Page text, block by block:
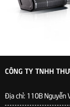
CÔNG TY TNHH
Địa chỉ: 110B Nguyễn